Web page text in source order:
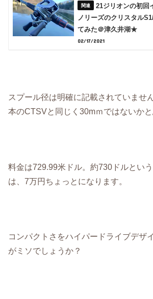
21ジリオンの初回
ノリーズのクリスタル
てみた＠津久井湖★
02/17/2021
スプール径は明確に記載されていませ
本のCTSVと同じく30mｍではないかと
料金は729.99米ドル。約730ドルとい
は、7万円ちょっとになります。
コンパクトさをハイパードライブデザ
がミソでしょうか？